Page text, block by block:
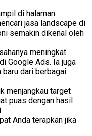
di halaman
jasa landscape di
semakin dikenal oleh
meningkat
Google Ads. Ia juga
baru dari berbagai
menjangkau target
puas dengan hasil
Anda terapkan jika